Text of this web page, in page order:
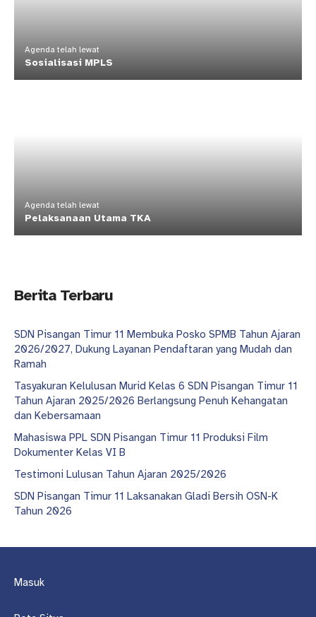
Agenda telah lewat
Sosialisasi MPLS
Agenda telah lewat
Pelaksanaan Utama TKA
Berita Terbaru
SDN Pisangan Timur 11 Membuka Posko SPMB Tahun Ajaran
2026/2027, Dukung Layanan Pendaftaran yang Mudah dan
Ramah
Tasyakuran Kelulusan Murid Kelas 6 SDN Pisangan Timur 11
Tahun Ajaran 2025/2026 Berlangsung Penuh Kehangatan
dan Kebersamaan
Mahasiswa PPL SDN Pisangan Timur 11 Produksi Film
Dokumenter Kelas VI B
Testimoni Lulusan Tahun Ajaran 2025/2026
SDN Pisangan Timur 11 Laksanakan Gladi Bersih OSN-K
Tahun 2026
Masuk